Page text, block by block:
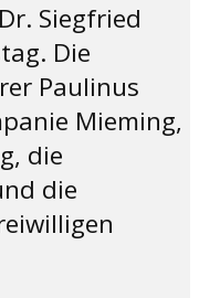
Siegfried
Die
Paulinus
Mieming,
die
die